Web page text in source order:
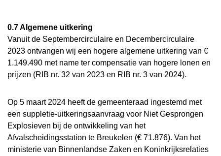
0.7 Algemene uitkering
Vanuit de Septembercirculaire en Decembercirculaire
2023 ontvangen wij een hogere algemene uitkering van €
1.149.490 met name ter compensatie van hogere lonen en
prijzen (RIB nr. 32 van 2023 en RIB nr. 3 van 2024).
Op 5 maart 2024 heeft de gemeenteraad ingestemd met
een suppletie-uitkeringsaanvraag voor Niet Gesprongen
Explosieven bij de ontwikkeling van het
Afvalscheidingsstation te Breukelen (€ 71.876). Van het
ministerie van Binnenlandse Zaken en Koninkrijksrelaties